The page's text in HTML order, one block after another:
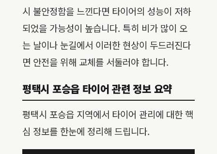
시 불안정함을 느낀다면 타이어의 성능이 저하
되었을 가능성이 높습니다. 특히 비가 많이 오
는 날이나 눈길에서 이러한 현상이 두드러진다
면 안전을 위해 교체를 서둘러야 합니다.
평택시 포승읍 타이어 관련 정보 요약
평택시 포승읍 지역에서 타이어 관리에 대한 핵
심 정보를 한눈에 정리해 드립니다.